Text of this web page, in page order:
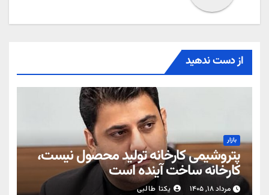
از دست ندهید
بازار
پتروشیمی کارخانه تولید محصول نیست،
کارخانه ساخت آینده است
مرداد ۱۸, ۱۴۰۵ یکتا طالبی